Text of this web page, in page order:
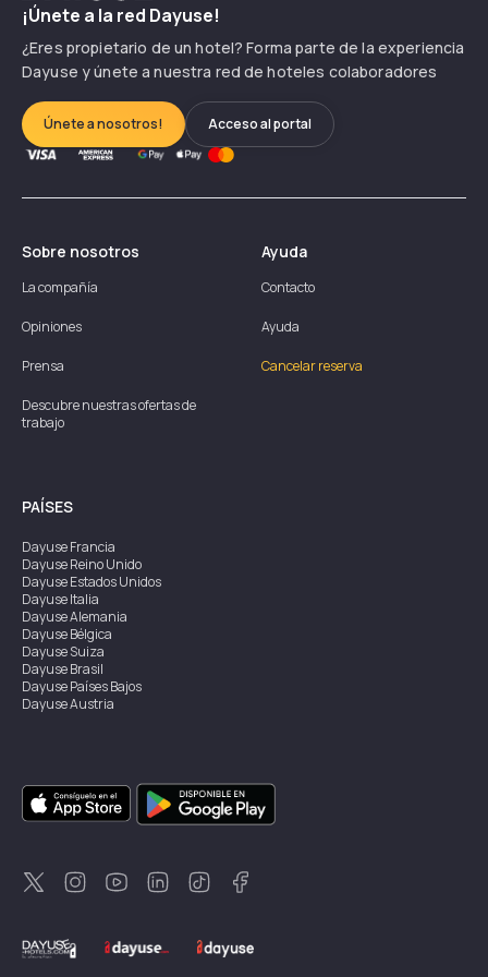
¡Únete a la red Dayuse!
¿Eres propietario de un hotel? Forma parte de la experiencia
Dayuse y únete a nuestra red de hoteles colaboradores
Únete a nosotros! Acceso al portal
Sobre nosotros
La compañía
Opiniones
Prensa
Descubre nuestras ofertas de
trabajo
Ayuda
Contacto
Ayuda
Cancelar reserva
PAÍSES
DayuseFrancia
DayuseReino Unido
DayuseEstados Unidos
DayuseItalia
DayuseAlemania
DayuseBélgica
DayuseSuiza
DayuseBrasil
DayusePaíses Bajos
DayuseAustria
DayuseSingapur
DayuseSuecia
DayuseTailandia
DayuseNueva Zelanda
DayuseTurquía